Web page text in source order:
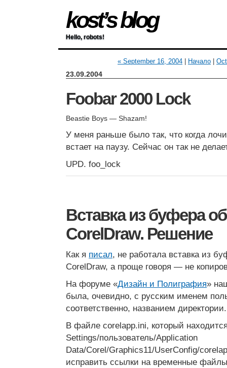
kost’s blog
Hello, robots!
« September 16, 2004 Начало
23.09.2004
Foobar 2000 Lock
Beastie Boys — Shazam!
У меня раньше было так, что когда
встает на паузу. Сейчас он так не
UPD. foo_lock
Вставка из буфера
CorelDraw. Решение
Как я писал, не работала вставка из
CorelDraw, а проще говоря — не
На форуме «Дизайн и Полиграфия»
была, очевидно, с русским именем
соответственно, названием директории.
В файле corelapp.ini, который
Settings/пользователь/Application
Data/Corel/Graphics11/UserConfig/
исправить ссылки на временные